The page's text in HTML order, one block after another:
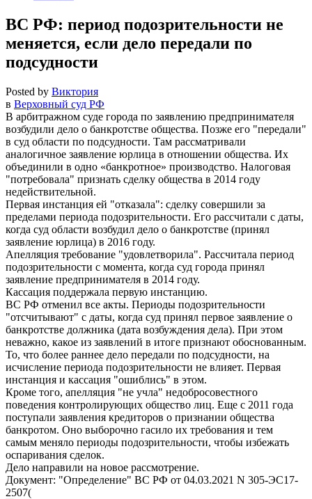
ВС РФ: период подозрительности не
меняется, если дело передали по
подсудности
Posted by Виктория
в Верховный суд РФ
В арбитражном суде города по заявлению предпринимателя
возбудили дело о банкротстве общества. Позже его
передали
в суд области по подсудности. Там рассматривали
аналогичное заявление юрлица в отношении общества. Их
объединили в одно «банкротное» производство. Налоговая
потребовала
признать сделку общества в 2014 году
недействительной.
Первая инстанция ей
отказала : сделку совершили за
пределами периода подозрительности. Его рассчитали с даты,
когда суд области возбудил дело о банкротстве (принял
заявление юрлица) в 2016 году.
Апелляция требование
удовлетворила . Рассчитала период
подозрительности с момента, когда суд города принял
заявление предпринимателя в 2014 году.
Кассация поддержала первую инстанцию.
ВС РФ отменил все акты. Периоды подозрительности
отсчитывают
с даты, когда суд принял первое заявление о
банкротстве должника (дата возбуждения дела). При этом
неважно, какое из заявлений в итоге признают обоснованным.
То, что более раннее дело передали по подсудности, на
исчисление периода подозрительности не влияет. Первая
инстанция и кассация
ошиблись
в этом.
Кроме того, апелляция
не учла
недобросовестного
поведения контролирующих общество лиц. Еще с 2011 года
поступали заявления кредиторов о признании общества
банкротом. Оно выборочно гасило их требования и тем
самым меняло периоды подозрительности, чтобы избежать
оспаривания сделок.
Дело направили на новое рассмотрение.
Документ:
Определение
ВС РФ от 04.03.2021 N 305-ЭС17-
2507(